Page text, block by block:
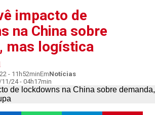
impacto de
na China sobre
mas logística
- 11h52minEmNotícias
11/24 - 04h17min